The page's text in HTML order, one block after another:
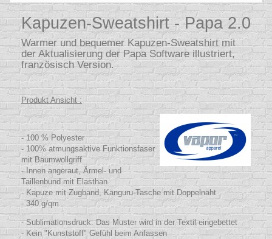
Kapuzen-Sweatshirt - Papa 2.0
Warmer und bequemer Kapuzen-Sweatshirt mit
der Aktualisierung der Papa Software illustriert,
französisch Version.
Produkt Ansicht :
- 100 % Polyester
- 100% atmungsaktive Funktionsfaser
mit Baumwollgriff
- Innen angeraut, Ärmel- und
Taillenbund mit Elasthan
- Kapuze mit Zugband, Känguru-Tasche mit Doppelnaht
- 340 g/qm
- Sublimationsdruck: Das Muster wird in der Textil eingebettet
- Kein "Kunststoff" Gefühl beim Anfassen